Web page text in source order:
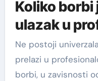
Koliko borbi
ulazak u
Ne postoji
prelazi u
borbi, u zavisnosti